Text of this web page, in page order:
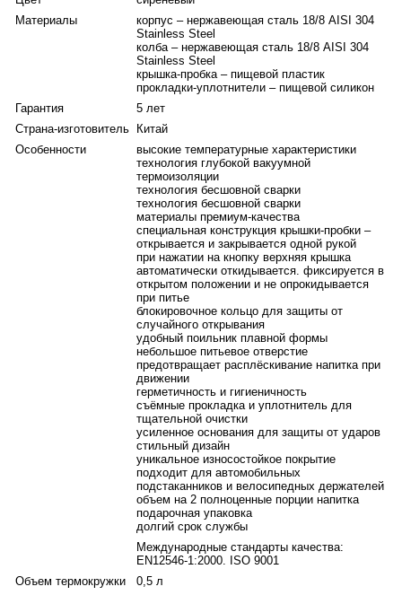
Любители велосипедных прогулок или путешествий на
автомобиле могут разместить термос в держателях или
подстаканниках – размеры термоса это позволяют.
Легкий и компактный, комфортный и надежный, стильный и
современный термос THERMOS® JNF-502 LPL – идеальное
решение для круглогодичного использования, позволит
утолять жажду, где бы вы ни находились – по дороге в офис
или домой, на прогулке или в путешествии, на тренировках
или в компании друзей в минуты отдыха.
Материалы
корпус – нержавеющая сталь 18/8 AISI 304
Stainless Steel
колба – нержавеющая сталь 18/8 AISI 304
Stainless Steel
крышка-пробка – пищевой пластик
прокладки-уплотнители – пищевой силикон
Гарантия
5 лет
Страна-изготовитель Китай
Особенности
высокие температурные характеристики
технология глубокой вакуумной
термоизоляции
технология бесшовной сварки
технология бесшовной сварки
материалы премиум-качества
специальная конструкция крышки-пробки –
открывается и закрывается одной рукой
при нажатии на кнопку верхняя крышка
автоматически откидывается. фиксируется в
открытом положении и не опрокидывается
при питье
блокировочное кольцо для защиты от
случайного открывания
удобный поильник плавной формы
небольшое питьевое отверстие
предотвращает расплёскивание напитка при
движении
герметичность и гигиеничность
съёмные прокладка и уплотнитель для
тщательной очистки
усиленное основания для защиты от ударов
стильный дизайн
уникальное износостойкое покрытие
подходит для автомобильных
подстаканников и велосипедных держателей
объем на 2 полноценные порции напитка
подарочная упаковка
долгий срок службы
Международные стандарты качества:
EN12546-1:2000. ISO 9001
Объем термокружки
0,5 л